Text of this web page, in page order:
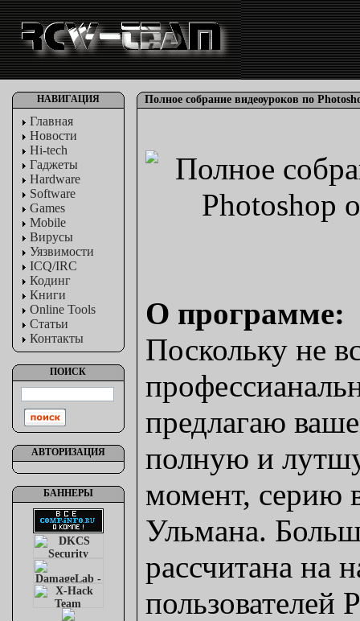
НАВИГАЦИЯ
Главная
Новости
Hi-tech
Гаджеты
Hardware
Software
Games
Mobile
Вирусы
Уязвимости
ICQ/IRC
Кодинг
Книги
Online Tools
Статьи
Контакты
ПОИСК
АВТОРИЗАЦИЯ
БАННЕРЫ
Полное собрание видеоуроков по
О программе:
Поскольку не
предлагаю
полную и
момент, серию
Ульмана.
рассчитана на
пользователей